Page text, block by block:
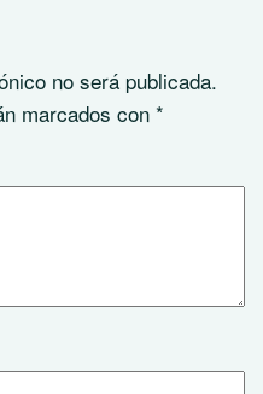
no será publicada.
marcados con *